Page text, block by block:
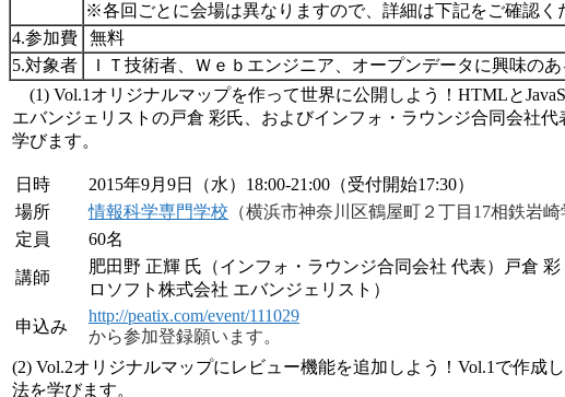
※各回ごとに会場は異なりますので、詳細は下記をご確認く
4.参加費
無料
5.対象者
ＩＴ技術者、Ｗｅｂエンジニア、オープンデータに興味の
(1) Vol.1オリジナルマップを作って世界に公開しよう！HTMLと
エバンジェリストの戸倉 彩氏、およびインフォ・ラウンジ合同会社
学びます。
日時
2015年9月9日（水）18:00-21:00（受付開始17:30）
場所
情報科学専門学校 （横浜市神奈川区鶴屋町２丁目17相鉄岩崎
定員
60名
講師
肥田野 正輝 氏（インフォ・ラウンジ合同会社 代表）戸倉 彩
ロソフト株式会社 エバンジェリスト）
申込み
http://peatix.com/event/111029
から参加登録願います。
(2) Vol.2オリジナルマップにレビュー機能を追加しよう！Vol.1で作
法を学びます。